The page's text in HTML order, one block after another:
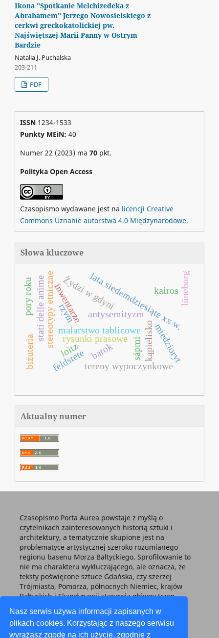
Nasz serwis używa informacji zapisanych w
plikach cookies. Korzystając z naszego serwisu
wyrażasz zgodę na ich użycie, zgodnie z
Ikona "Spotkanie Melchizedeka z
Abrahamem" Jerzego Nowosielskiego z
cerkwi greckokatolickiej pw.
Najświętszej Marii Panny w Ostrym
Bardzie
Natalia J. Puchalska
203-211
PDF
ISSN 1234-1533
Punkty MEiN: 40
Numer 22 (2023) ma 70pkt.
Polityka Open Access
Czasopismo wydawane jest na licencji Creative
Commons Uznanie autorstwa 4.0 Międzynarodowe.
Słowa kluczowe
malarstwo tablicowe
antysemityzm
lata siedemdziesiąte xx w.
kąpielisko
rysunki prasowe
stereotypy etniczneŻydzi w gdyni
inwentarze
barok
tereny wypoczynkowe
lüneburg
stati delle anime
sápmi miedzioryt
loitz
rzym
biżuteria feldstete
pory roku kairos
Aktualny numer
Czasopismo Porta Aurea powstaje z myślą o
czytelnikach zainteresowanych historią sztuki i
architektury, a tematycznie skupione jest na
problematyce artystycznej szeroko rozumianego
regionu basenu Morza Bałtyckiego. Sprofilowanie to
nie ma charakteru wykluczającego, ale oznacza, że
teksty poświęcone sztuce Gdańska, czy szerzej
Trójmiasta, Pomorza, północnych Niemiec, krajów
Bałtyckich i Skandynawii stanowią główny trzon